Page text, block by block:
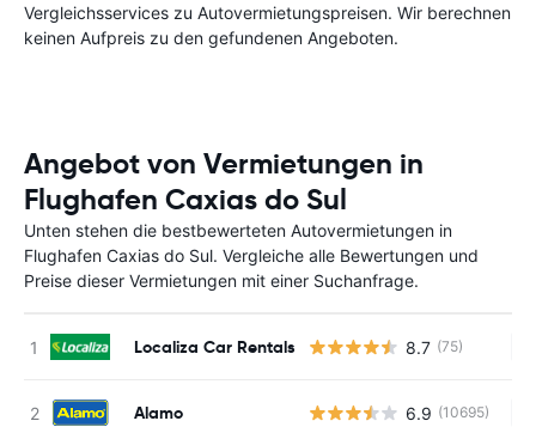
Vergleichsservices zu Autovermietungspreisen. Wir berechnen
keinen Aufpreis zu den gefundenen Angeboten.
Angebot von Vermietungen in
Flughafen Caxias do Sul
Unten stehen die bestbewerteten Autovermietungen in
Flughafen Caxias do Sul. Vergleiche alle Bewertungen und
Preise dieser Vermietungen mit einer Suchanfrage.
Localiza Car Rentals 8.7 (75)
Alamo 6.9 (10695)